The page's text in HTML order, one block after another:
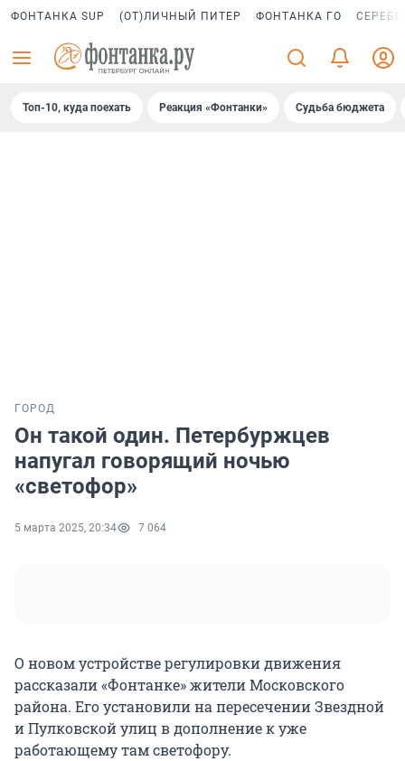
ФОНТАНКА SUP (ОТ)ЛИЧНЫЙ ПИТЕР ФОНТАНКА ГО
Топ-10, куда поехать Реакция «Фонтанки» Судьба бюджета
ГОРОД
Он такой один. Петербуржцев
напугал говорящий ночью
«светофор»
5 марта 2025, 20:34 7 064
О новом устройстве регулировки движения
рассказали «Фонтанке» жители Московского
района. Его установили на пересечении Звездной
и Пулковской улиц в дополнение к уже
работающему там светофору.